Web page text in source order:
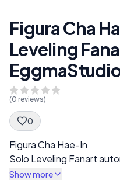
Figura Cha
Leveling
(0 reviews)
0
Spec Description
Figura Cha Hae-In
Solo Leveling Fanart
Show more